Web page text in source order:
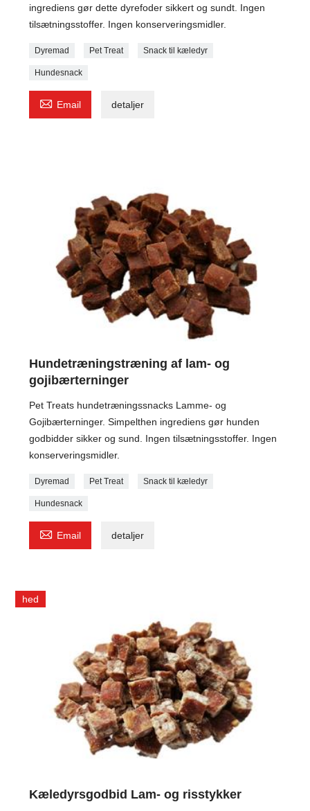
ingrediens gør dette dyrefoder sikkert og sundt. Ingen
tilsætningsstoffer. Ingen konserveringsmidler.
Dyremad Pet Treat Snack til kæledyr
Hundesnack
 Email detaljer
Hundetræningstræning af lam- og
gojibærterninger
Pet Treats hundetræningssnacks Lamme- og
Gojibærterninger. Simpelthen ingrediens gør hunden
godbidder sikker og sund. Ingen tilsætningsstoffer. Ingen
konserveringsmidler.
Dyremad Pet Treat Snack til kæledyr
Hundesnack
 Email detaljer
hed
Kæledyrsgodbid Lam- og risstykker